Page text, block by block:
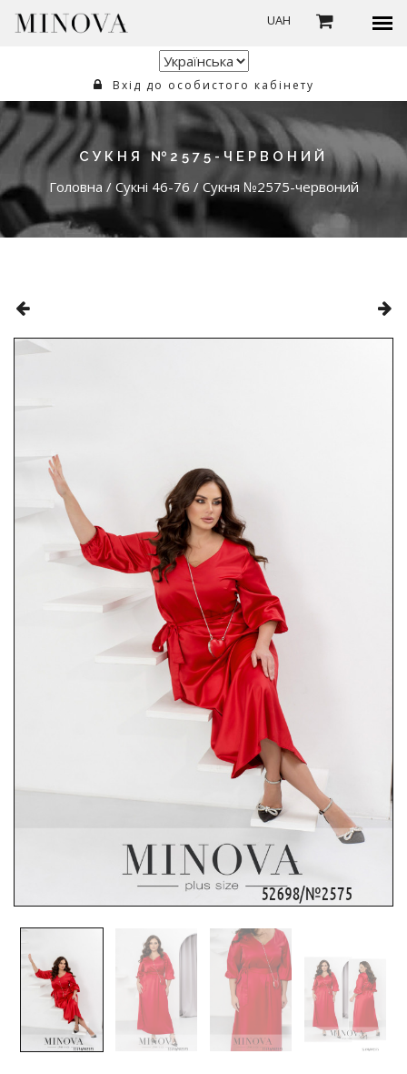
UAH
Вхід до особистого кабінету
СУКНЯ №2575-ЧЕРВОНИЙ
Головна / Сукні 46-76 / Сукня №2575-червоний